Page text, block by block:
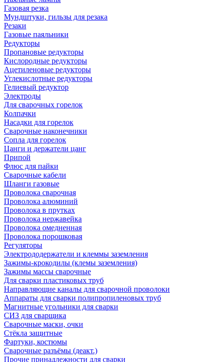
Газовая резка
Мундштуки, гильзы для резака
Резаки
Газовые паяльники
Редукторы
Пропановые редукторы
Кислородные редукторы
Ацетиленовые редукторы
Углекислотные редукторы
Гелиевый редуктор
Электроды
Для сварочных горелок
Колпачки
Насадки для горелок
Сварочные наконечники
Сопла для горелок
Цанги и держатели цанг
Припой
Флюс для пайки
Сварочные кабели
Шланги газовые
Проволока сварочная
Проволока алюминий
Проволока в прутках
Проволока нержавейка
Проволока омедненная
Проволока порошковая
Регуляторы
Электрододержатели и клеммы заземления
Зажимы-крокодилы (клемы заземления)
Зажимы массы сварочные
Для сварки пластиковых труб
Направляющие каналы для сварочной проволоки
Аппараты для сварки полипропиленовых труб
Магнитные угольники для сварки
СИЗ для сварщика
Сварочные маски, очки
Стёкла защитные
Фартуки, костюмы
Сварочные разъёмы (деакт.)
Прочие принадлежности для сварки